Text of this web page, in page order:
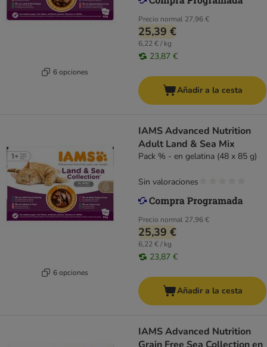
6 opciones
Precio normal 27,96 €
25,39 €
6,22 € / kg
23,87 €
Añadir a la cesta
6 opciones
IAMS Advanced Nutrition
Adult Land & Sea Mix
Pack % - en gelatina (48 x 85 g)
Precio normal 27,96 €
25,39 €
6,22 € / kg
23,87 €
Sin valoraciones
Añadir a la cesta
IAMS Advanced Nutrition